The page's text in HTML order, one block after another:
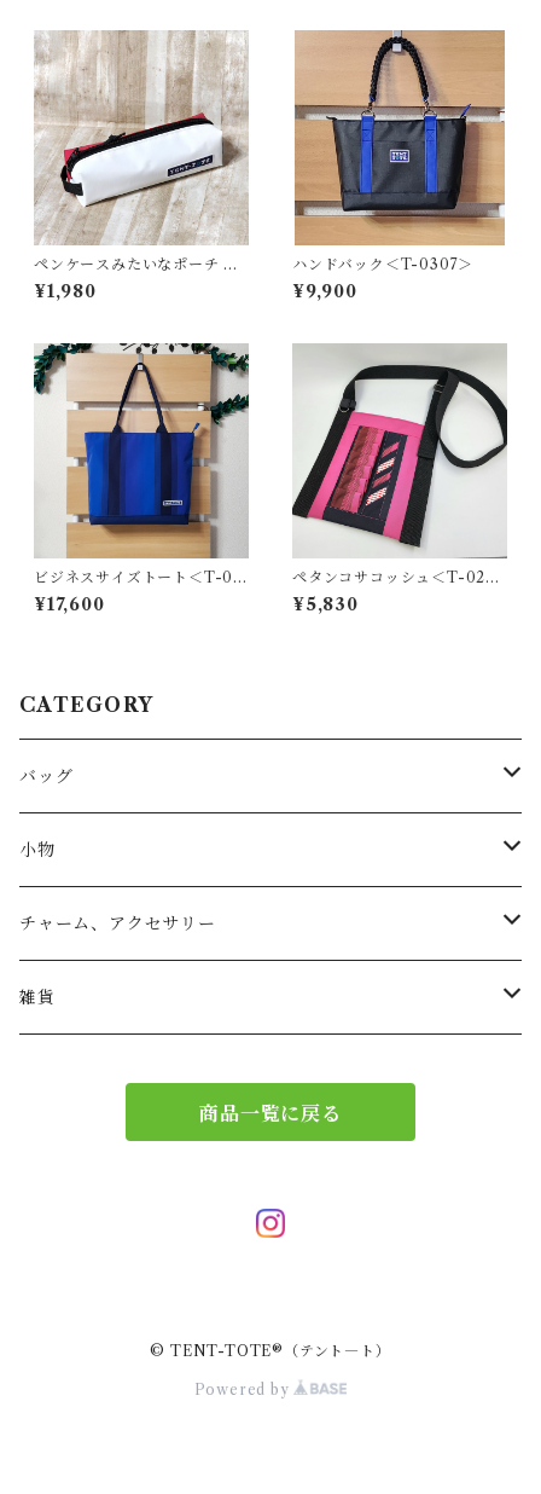
ペンケースみたいなポーチ ＜
K-0658＞
¥1,980
ハンドバック＜T-0307＞
¥9,900
ビジネスサイズトート＜T-02
17＞
¥17,600
ペタンコサコッシュ＜T-0278
＞
¥5,830
CATEGORY
バッグ
トートバッグ
リュック
ショルダー
小物
小物入れ
チャーム、アクセサリー
バッグチャーム
雑貨
商品一覧に戻る
© TENT-TOTE®（テント―ト）
Powered by